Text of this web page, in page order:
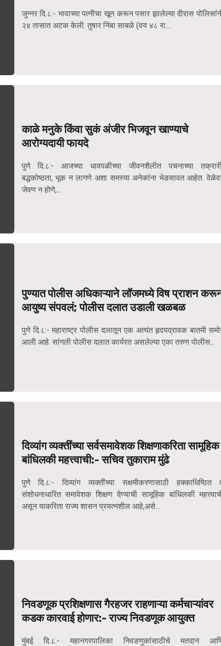
जुन्नर दि.८:- भावाच्या पत्नीचा खून करून पसार झालेल्या दीरास
२४ तासात अटक केली. तुषार निंबा साबळे (वय ४८ रा....
काळे मनुके किंवा सुकं अंजीर भिजवून खाण्याचे
आरोग्यदायी फायदे
पुणे दि.८:- आजच्या धावपळीच्या जीवनशैलीत पचनाच्या
बद्धकोष्ठता, भूक न लागणे अशा समस्या अनेकांना भेडसावत आहेत.
जेवण न होणे,...
पुण्यात पोलीस अधिकाऱ्याने लॉजमध्ये विष प्राशन
आयुष्य संपवलं; पोलीस दलात उडाली खळबळ
पुणे दि.८:- महाराष्ट्र पोलीस दलातून एक अत्यंत हृदयद्रावक बातमी
आली आहे. सांगली पोलीस दलात कार्यरत असलेल्या एका तरुण पोलीस...
दिव्यांग व्यक्तींच्या सर्वसमावेशक शिक्षणाकरिता सामूहिक
बांधिलकी महत्त्वाची:- सचिव तुकाराम मुंढे
पुणे दि.८:- दिव्यांग व्यक्तींच्या सक्षमीकरणासाठी हक्काधिष्ठित
संशोधनाधारित समावेशक शिक्षण देण्याची सामूहिक बांधिलकी
असून याकरिता राज्य शासन प्रयत्नशील आहे,असे...
निवडणूक प्रशिक्षणास गैरहजर राहणाऱ्या कर्मचाऱ्यांवर
कडक कारवाई होणार:- राज्य निवडणूक आयुक्त
मुंबई दि.८:- महानगरपालिका निवडणुकांसाठीचे मतदान